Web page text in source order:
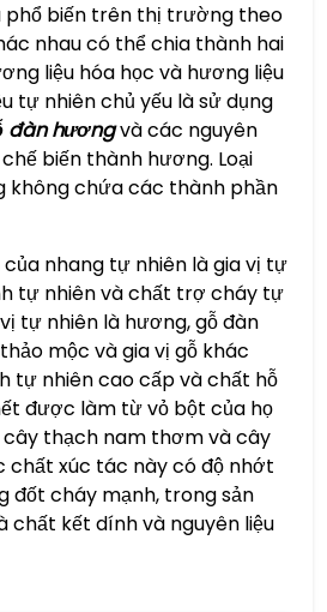
phổ biến trên thị trường theo
nhau có thể chia thành hai
liệu hóa học và hương liệu
tự nhiên chủ yếu là sử dụng
đàn hươngvà các nguyên
biến thành hương. Loại
không chứa các thành phần
nhang tự nhiên là gia vị tự
tự nhiên và chất trợ cháy tự
tự nhiên là hương, gỗ đàn
mộc và gia vị gỗ khác
tự nhiên cao cấp và chất hỗ
được làm từ vỏ bột của họ
thạch nam thơm và cây
chất xúc tác này có độ nhớt
đốt cháy mạnh, trong sản
chất kết dính và nguyên liệu